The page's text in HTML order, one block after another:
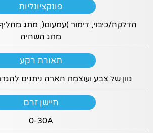
פונקציונליות
הדלקה/כיבוי, דימור )עמעום(, מתג
מתג השהיה
תאורת רקע
גוון של צבע ועוצמת הארה ניתנים
חיישן זרם
0-30A
אם לא
עוגיות
חלק
יוצגו.
שיווקי
על ידי
שיתוף